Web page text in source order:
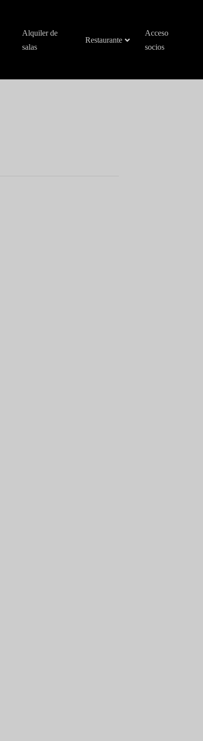
Alquiler de
salas
Restaurante
Acceso
socios